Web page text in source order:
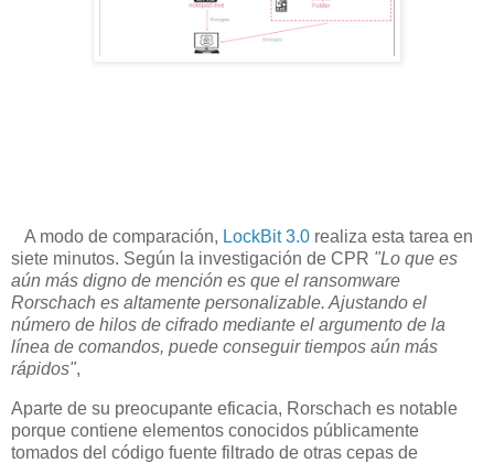
A modo de comparación, LockBit 3.0 realiza esta tarea en
siete minutos. Según la investigación de CPR "Lo que es
aún más digno de mención es que el ransomware
Rorschach es altamente personalizable. Ajustando el
número de hilos de cifrado mediante el argumento de la
línea de comandos, puede conseguir tiempos aún más
rápidos",
Aparte de su preocupante eficacia, Rorschach es notable
porque contiene elementos conocidos públicamente
tomados del código fuente filtrado de otras cepas de